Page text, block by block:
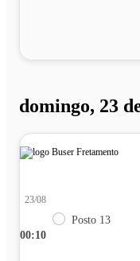
domingo, 23
00:10
23/08
Posto 13